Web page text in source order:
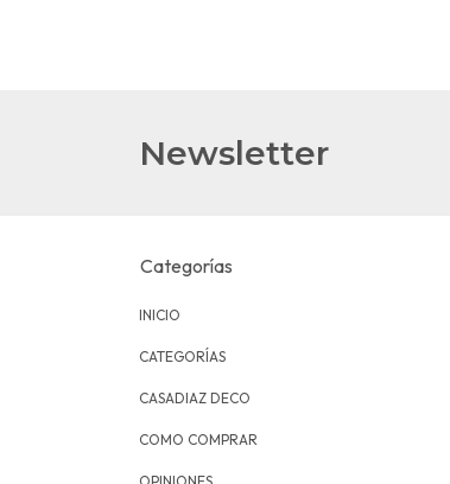
Newsletter
Categorías
INICIO
CATEGORÍAS
CASADIAZ DECO
COMO COMPRAR